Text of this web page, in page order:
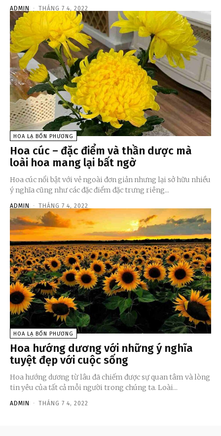
ADMIN - THÁNG 7 4, 2022
HOA LẠ BỐN PHƯƠNG
Hoa cúc – đặc điểm và thần dược mà
loài hoa mang lại bất ngờ
Hoa cúc nổi bật với vẻ ngoài đơn giản nhưng lại sở hữu nhiều
ý nghĩa cũng như các đặc điểm đặc trưng riêng...
ADMIN - THÁNG 7 4, 2022
HOA LẠ BỐN PHƯƠNG
Hoa hướng dương với những ý nghĩa
tuyệt đẹp với cuộc sống
Hoa hướng dương từ lâu đã chiếm được sự quan tâm và lòng
tin yêu của tất cả mỗi người trong chúng ta. Loài...
ADMIN - THÁNG 7 4, 2022